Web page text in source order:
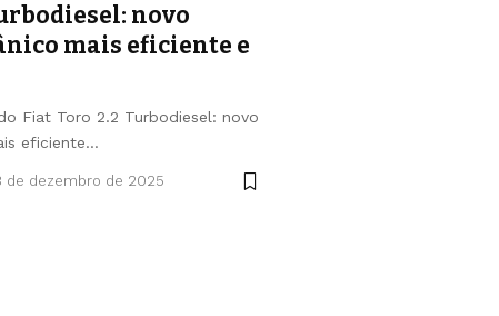
novo
mais eficiente e
Fiat Toro 2.2 Turbodiesel: novo
eficiente…
de dezembro de 2025